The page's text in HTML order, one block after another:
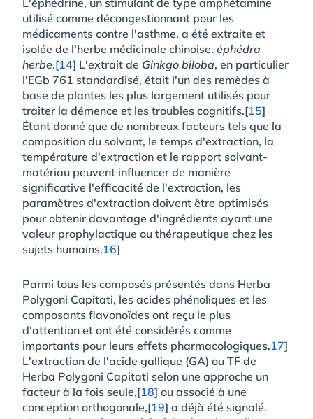
utilisé comme décongestionnant pour les
médicaments contre l'asthme, a été extraite et
isolée de l'herbe médicinale chinoise.éphédra
herbe.[14] L'extrait de Ginkgo biloba, en particulier
l'EGb 761 standardisé, était l'un des remèdes à
base de plantes les plus largement utilisés pour
traiter la démence et les troubles cognitifs.[15]
Étant donné que de nombreux facteurs tels que la
composition du solvant, le temps d'extraction, la
température d'extraction et le rapport solvant-
matériau peuvent influencer de manière
significative l'efficacité de l'extraction, les
paramètres d'extraction doivent être optimisés
pour obtenir davantage d'ingrédients ayant une
valeur prophylactique ou thérapeutique chez les
sujets humains.16]
Parmi tous les composés présentés dans Herba
Polygoni Capitati, les acides phénoliques et les
composants flavonoïdes ont reçu le plus
d'attention et ont été considérés comme
importants pour leurs effets pharmacologiques.17]
L'extraction de l'acide gallique (GA) ou TF de
Herba Polygoni Capitati selon une approche un
facteur à la fois seule,[18] ou associé à une
conception orthogonale,[19] a déjà été signalé.